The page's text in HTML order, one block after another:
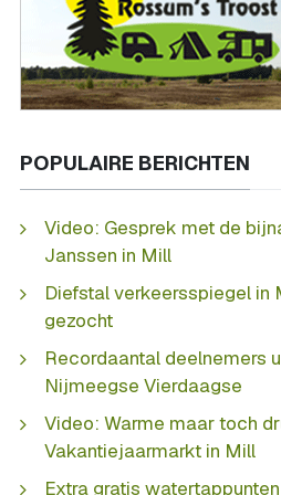
POPULAIRE BERICHTEN
Video: Gesprek met de
Janssen in Mill
Diefstal verkeersspiegel in
gezocht
Recordaantal deelnemers
Nijmeegse Vierdaagse
Video: Warme maar toch
Vakantiejaarmarkt in Mill
Extra gratis